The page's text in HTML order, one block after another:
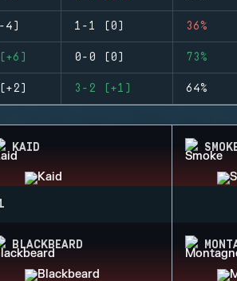
4) 1-1 (0) 36%
0-0 (0) 73%
3-2 (+1) 64%
KAID
BLACKBEARD